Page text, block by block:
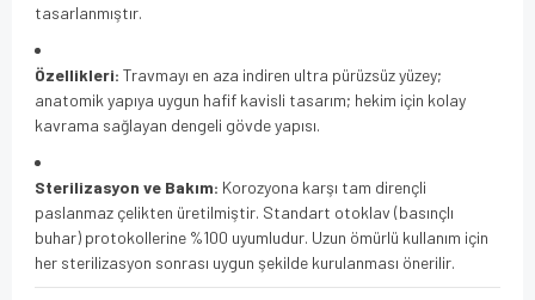
tasarlanmıştır.
Özellikleri: Travmayı en aza indiren ultra pürüzsüz yüzey;
anatomik yapıya uygun hafif kavisli tasarım; hekim için kolay
kavrama sağlayan dengeli gövde yapısı.
Sterilizasyon ve Bakım: Korozyona karşı tam dirençli
paslanmaz çelikten üretilmiştir. Standart otoklav (basınçlı
buhar) protokollerine %100 uyumludur. Uzun ömürlü kullanım için
her sterilizasyon sonrası uygun şekilde kurulanması önerilir.